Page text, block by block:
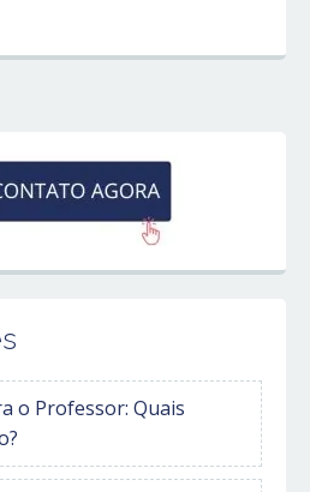
o Professor: Quais